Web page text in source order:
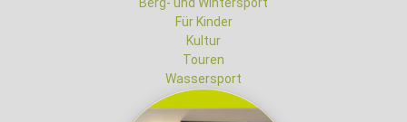
Berg- und Wintersport
Für Kinder
Kultur
Touren
Wassersport